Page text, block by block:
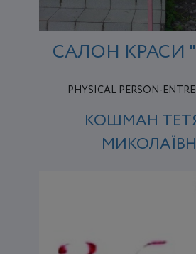
САЛОН КРАСИ
PHYSICAL PERSON-
КОШМАН